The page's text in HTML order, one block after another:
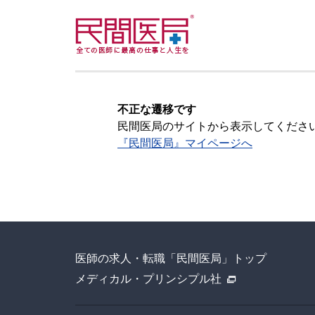
不正な遷移です
民間医局のサイトから表示してくださ
『民間医局』マイページへ
医師の求人・転職「民間医局」トップ
メディカル・プリンシプル社